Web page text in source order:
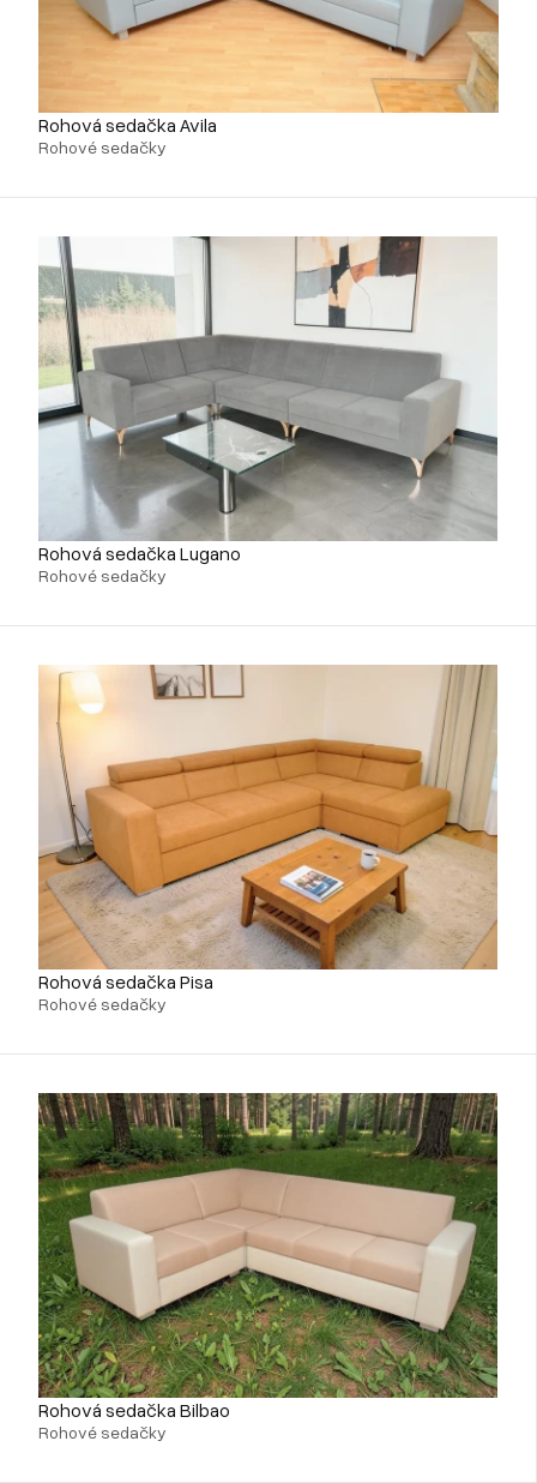
Rohová sedačka Avila
Rohové sedačky
Rohová sedačka Lugano
Rohové sedačky
Rohová sedačka Pisa
Rohové sedačky
Rohová sedačka Bilbao
Rohové sedačky